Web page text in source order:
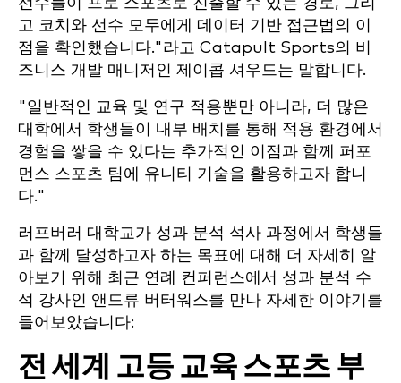
고 코치와 선수 모두에게 데이터 기반 접근법의 이
점을 확인했습니다."라고 Catapult Sports의 비
즈니스 개발 매니저인 제이콥 셔우드는 말합니다.
"일반적인 교육 및 연구 적용뿐만 아니라, 더 많은
대학에서 학생들이 내부 배치를 통해 적용 환경에서
경험을 쌓을 수 있다는 추가적인 이점과 함께 퍼포
먼스 스포츠 팀에 유니티 기술을 활용하고자 합니
다."
러프버러 대학교가 성과 분석 석사 과정에서 학생들
과 함께 달성하고자 하는 목표에 대해 더 자세히 알
아보기 위해 최근 연례 컨퍼런스에서 성과 분석 수
석 강사인 앤드류 버터워스를 만나 자세한 이야기를
들어보았습니다:
전 세계 고등 교육 스포츠 부